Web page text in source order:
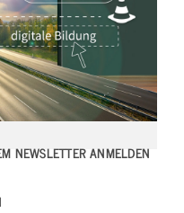
NEWSLETTER ANMELDEN